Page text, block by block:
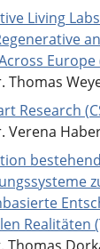
Living
Europe
Thomas
Research
Verena
Realitäten